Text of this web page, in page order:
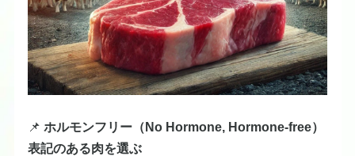
📌 ホルモンフリー（No Hormone, Hormone-free）
表記のある肉を選ぶ